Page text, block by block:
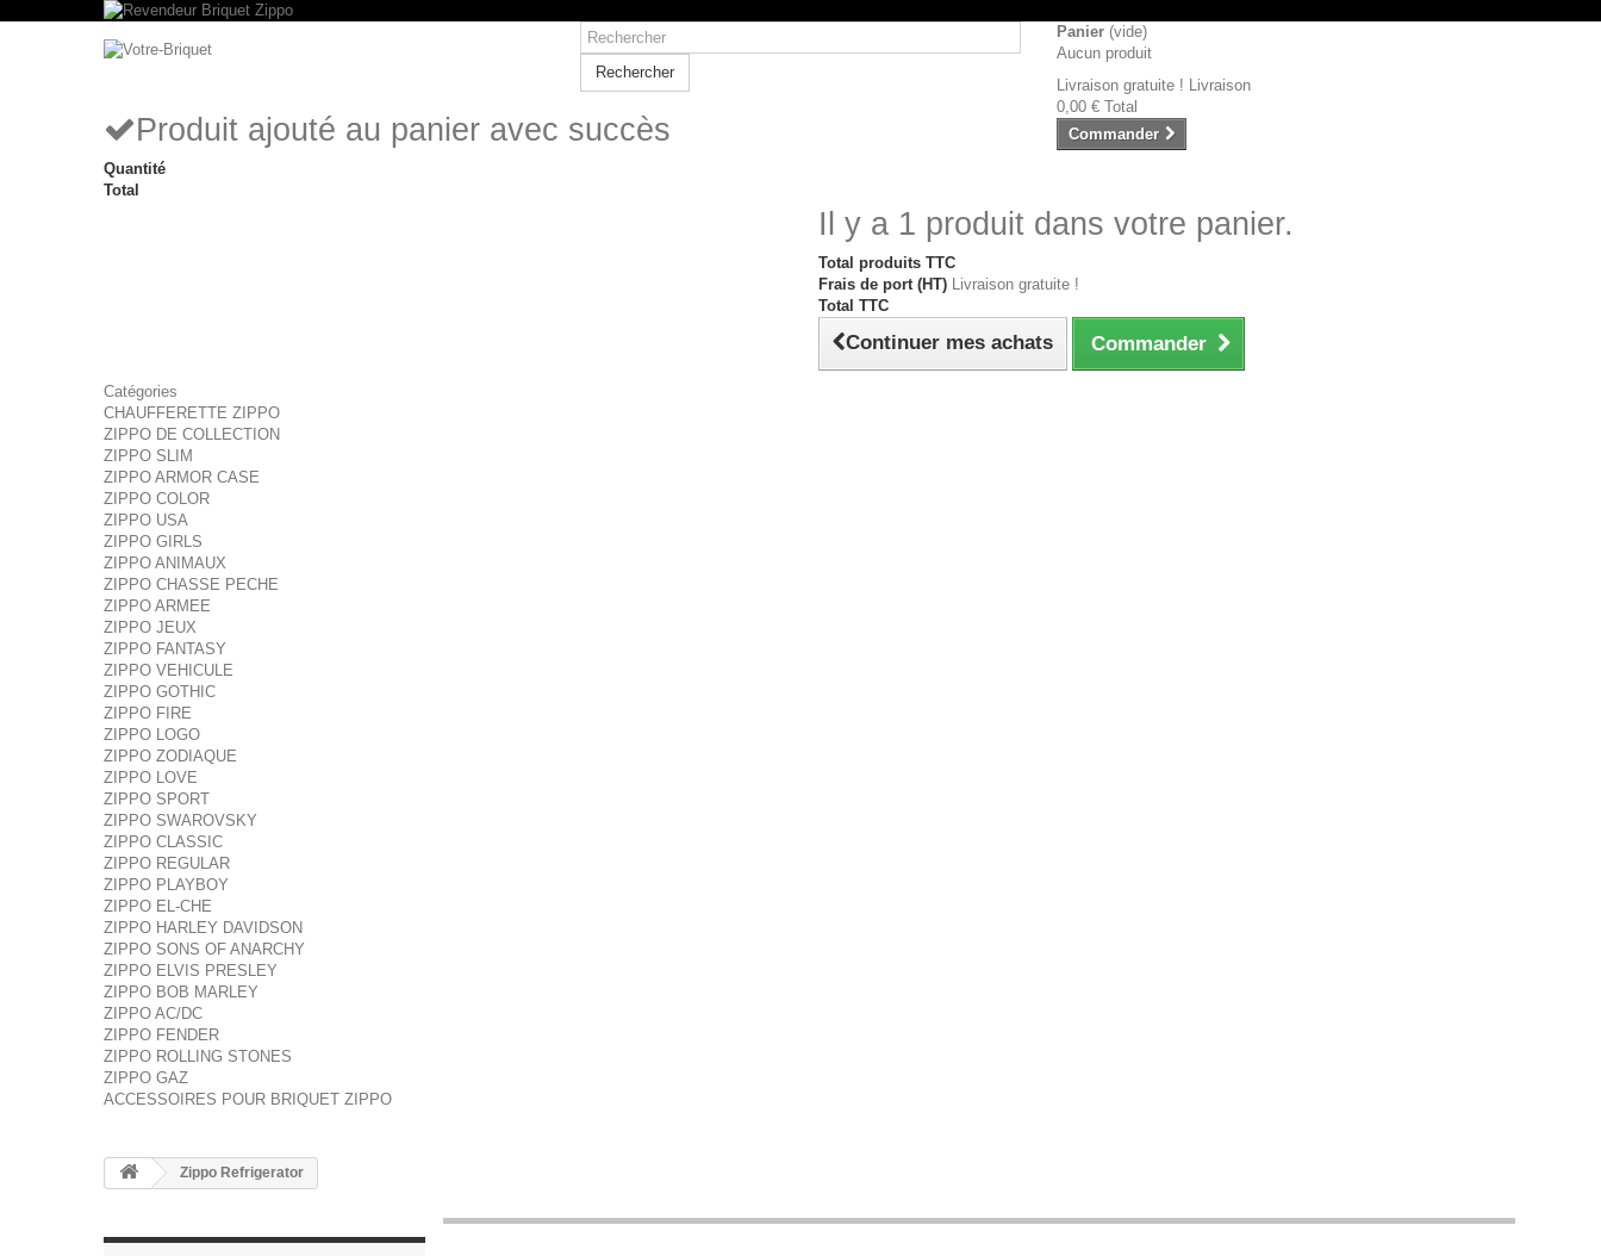
Rechercher
Panier (vide)
Aucun produit
Livraison gratuite ! Livraison
0,00 € Total
Commander
Produit ajouté au panier avec succès
Quantité
Total
Il y a 1 produit dans votre panier.
Total produits TTC
Frais de port (HT) Livraison gratuite !
Total TTC
Continuer mes achats Commander
Catégories
CHAUFFERETTE ZIPPO
ZIPPO DE COLLECTION
ZIPPO SLIM
ZIPPO ARMOR CASE
ZIPPO COLOR
ZIPPO USA
ZIPPO GIRLS
ZIPPO ANIMAUX
ZIPPO CHASSE PECHE
ZIPPO ARMEE
ZIPPO JEUX
ZIPPO FANTASY
ZIPPO VEHICULE
ZIPPO GOTHIC
ZIPPO FIRE
ZIPPO LOGO
ZIPPO ZODIAQUE
ZIPPO LOVE
ZIPPO SPORT
ZIPPO SWAROVSKY
ZIPPO CLASSIC
ZIPPO REGULAR
ZIPPO PLAYBOY
ZIPPO EL-CHE
ZIPPO HARLEY DAVIDSON
ZIPPO SONS OF ANARCHY
ZIPPO ELVIS PRESLEY
ZIPPO BOB MARLEY
ZIPPO AC/DC
ZIPPO FENDER
ZIPPO ROLLING STONES
ZIPPO GAZ
ACCESSOIRES POUR BRIQUET ZIPPO
Zippo Refrigerator